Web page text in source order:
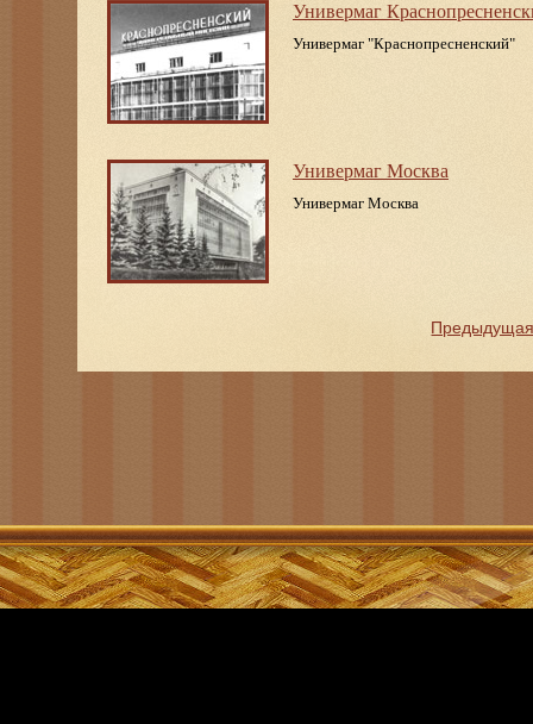
Универмаг
Универмаг "Краснопресненский"
Универмаг Москва
Универмаг Москва